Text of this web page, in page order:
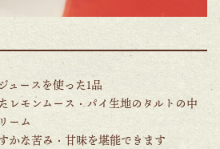
ュースを使った1品
レモンムース・パイ生地のタルトの中
ーム
かな苦み・甘味を堪能できます